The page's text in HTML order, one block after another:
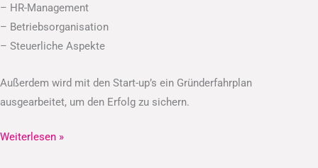
– HR-Management
– Betriebsorganisation
– Steuerliche Aspekte
Außerdem wird mit den Start-up’s ein Gründerfahrplan
ausgearbeitet, um den Erfolg zu sichern.
Weiterlesen »